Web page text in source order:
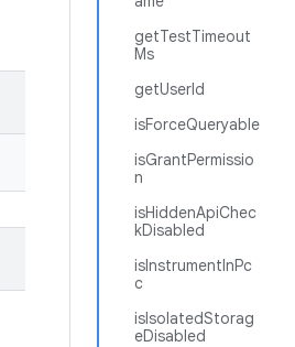
getTestTimeout
Ms
getUserId
isForceQueryable
isGrantPermissio
n
isHiddenApiChec
kDisabled
isInstrumentInPc
c
isIsolatedStorag
eDisabled